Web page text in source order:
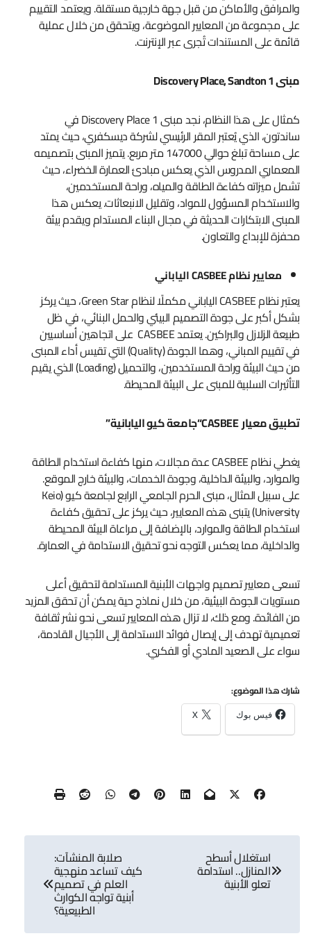
والمرافق والأماكن من قبل جهة خارجية مستقلة. ويعتمد التقييم
على مجموعة من المعايير الموضوعة، ويتحقق من خلال عملية
قائمة على المستندات تُجرى عبر الإنترنت.
مبنى 1
كمثال على هذا النظام، نجد مبنى 1 Discovery Place في
ساندتون، الذي يُعتبر المقر الرئيسي لشركة ديسكفري، حيث يمتد
على مساحة تبلغ حوالي 147000 متر مربع. يتميز المبنى بتصميمه
المعماري المدروس الذي يعكس مبادئ العمارة الخضراء، حيث
تشمل ميزاته كفاءة الطاقة والمياه، وراحة المستخدمين،
والاستخدام المسؤول للمواد، وتقليل الانبعاثات. يعكس هذا
المبنى الابتكارات الحديثة في مجال البناء المستدام ويقدم بيئة
محفزة للإبداع والتعاون.
معايير نظامCASBEE الياباني
يعتبر نظام CASBEE الياباني مكملًا لنظام Green Star، حيث يركز
بشكل أكبر على جودة التصميم البيئي والحمل البنائي، في ظل
طبيعة الزلازل والبراكين. يعتمد CASBEE على اتجاهين أساسيين
في تقييم المباني، وهما الجودة (Quality) التي تقيس أداء المبنى
من حيث البيئة وراحة المستخدمين، والتحميل (Loading) الذي يقيم
التأثيرات السلبية للمبنى على البيئة المحيطة.
تطبيق معيارCASBEE
“جامعة كيو اليابانية”
يغطي نظام CASBEE عدة مجالات، منها كفاءة استخدام الطاقة
والموارد، والبيئة الداخلية، وجودة الخدمات، والبيئة خارج الموقع.
على سبيل المثال، مبنى الحرم الجامعي الرابع لجامعة كيو (Keio
University) يتبنى هذه المعايير، حيث يركز على تحقيق كفاءة
استخدام الطاقة والموارد، بالإضافة إلى مراعاة البيئة المحيطة
والداخلية، مما يعكس التوجه نحو تحقيق الاستدامة في العمارة.
تسعى معايير تصميم واجهات الأبنية المستدامة لتحقيق أعلى
مستويات الجودة البيئية، من خلال نماذج حية يمكن أن تحقق المزيد
من الفائدة. ومع ذلك، لا تزال هذه المعايير تسعى نحو نشر ثقافة
تعميمية تهدف إلى إيصال فوائد الاستدامة إلى الأجيال القادمة،
سواء على الصعيد المادي أو الفكري.
شارك هذا الموضوع:
فيس بوك X
تصفّح
المقالات
استغلال أسطح
المنازل.. استدامة
تعلو الأبنية
صلابة المنشآت:
كيف تساعد منهجية
العلم في تصميم
أبنية تواجه الكوارث
الطبيعية؟